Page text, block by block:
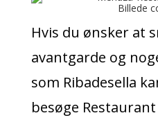
Billede
Hvis du ønsker at
avantgarde og
som Ribadesella
besøge